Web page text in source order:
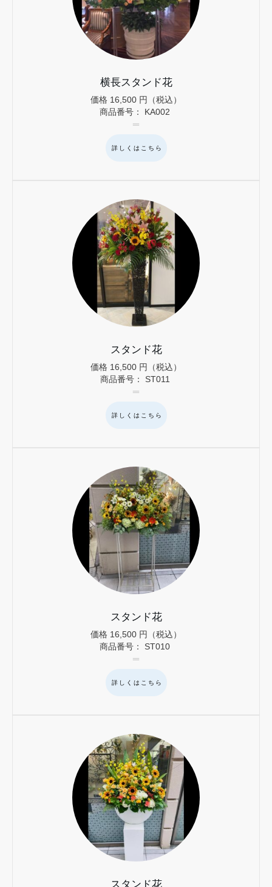
横長スタンド花
価格 16,500 円（税込）
商品番号： KA002
詳しくはこちら
スタンド花
価格 16,500 円（税込）
商品番号： ST011
詳しくはこちら
スタンド花
価格 16,500 円（税込）
商品番号： ST010
詳しくはこちら
スタンド花